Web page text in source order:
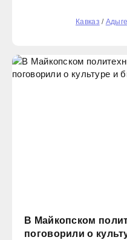
участвовалиКавказ /
В Майкопском
поговорили о